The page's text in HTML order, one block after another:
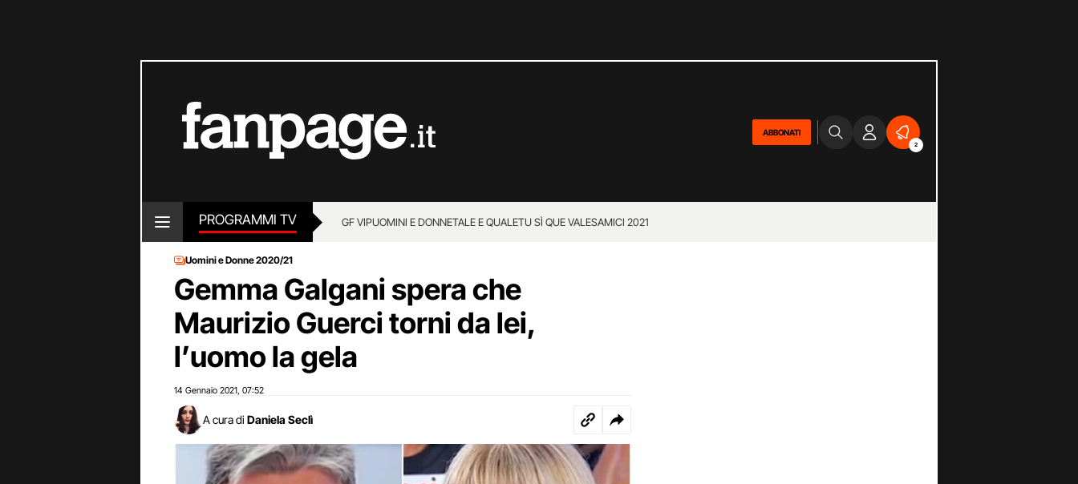
ABBONATI
2
PROGRAMMI TV GF VIPUOMINI E DONNETALE E QUALETU SÌ QUE VALESAMICI 2021
Uomini e Donne 2020/21
Gemma Galgani spera che
Maurizio Guerci torni da lei,
l’uomo la gela
14 Gennaio 2021 07:52
A cura di Daniela Seclì